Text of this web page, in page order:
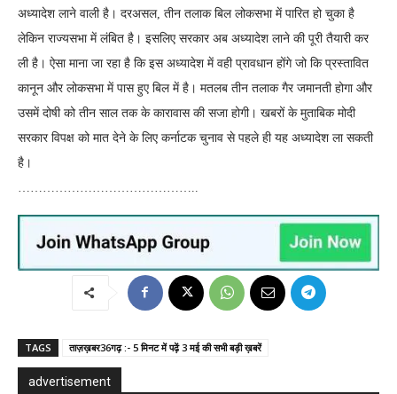
अध्यादेश लाने वाली है। दरअसल, तीन तलाक बिल लोकसभा में पारित हो चुका है
लेकिन राज्यसभा में लंबित है। इसलिए सरकार अब अध्यादेश लाने की पूरी तैयारी कर
ली है। ऐसा माना जा रहा है कि इस अध्यादेश में वही प्रावधान होंगे जो कि प्रस्तावित
कानून और लोकसभा में पास हुए बिल में है। मतलब तीन तलाक गैर जमानती होगा और
उसमें दोषी को तीन साल तक के कारावास की सजा होगी। खबरों के मुताबिक मोदी
सरकार विपक्ष को मात देने के लिए कर्नाटक चुनाव से पहले ही यह अध्यादेश ला सकती
है।
TAGS ताज़ख़बर36गढ़ :- 5 मिनट में पढ़ें 3 मई की सभी बड़ी ख़बरें
advertisement